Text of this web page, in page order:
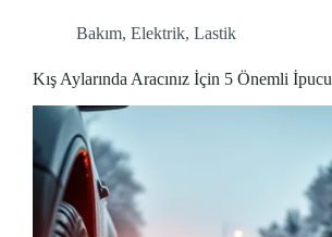
Bakım, Elektrik, Lastik
Kış Aylarında Aracınız İçin 5 Önemli İpucu